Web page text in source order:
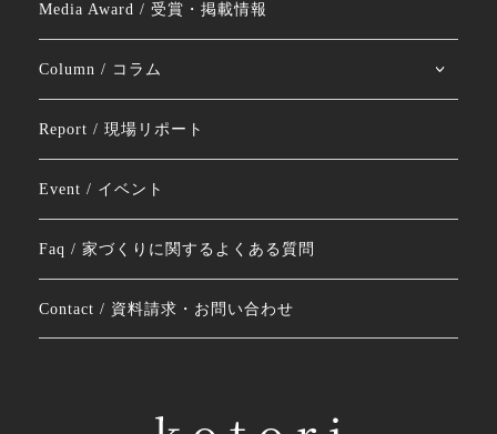
Media Award / 受賞・掲載情報
Column / コラム
Report / 現場リポート
Event / イベント
Faq / 家づくりに関するよくある質問
Contact / 資料請求・お問い合わせ